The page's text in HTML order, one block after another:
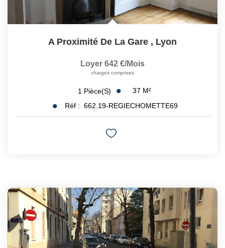
A Proximité De La Gare , Lyon
Loyer 642 €/mois
charges comprises
1 Pièce(s) 37 M²
Réf : 662.19-REGIECHOMETTE69